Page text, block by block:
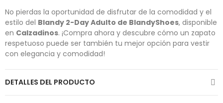
No pierdas la oportunidad de disfrutar de la comodidad y el
estilo del Blandy 2-Day Adulto de BlandyShoes, disponible
en Calzadinos. ¡Compra ahora y descubre cómo un zapato
respetuoso puede ser también tu mejor opción para vestir
con elegancia y comodidad!
DETALLES DEL PRODUCTO